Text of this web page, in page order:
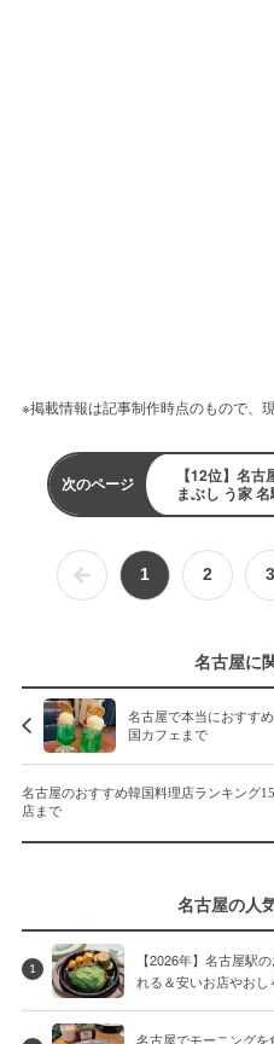
※掲載情報は記事制作時点のもので、
次のページ
【12位】名
まぶし う家
ミ）
1 2 3
名古屋に
名古屋で本当におすす
国カフェまで
名古屋のおすすめ韓国料理店ランキング
店まで
名古屋の人
1
【2026年】名古屋駅
れる＆安いお店やおし
名古屋でモーニング